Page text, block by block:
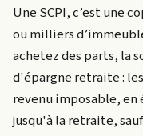
Une SCPI, c’est une
ou milliers
achetez des parts, la
d'épargne retraite :
revenu imposable, en
jusqu'à la retraite,